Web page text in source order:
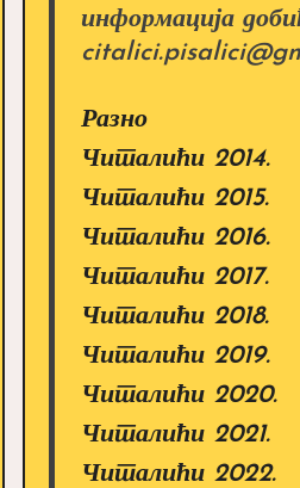
информација
Разно
Читалићи 2014.
Читалићи 2015.
Читалићи 2016.
Читалићи 2017.
Читалићи 2018.
Читалићи 2019.
Читалићи 2020.
Читалићи 2021.
Читалићи 2022.